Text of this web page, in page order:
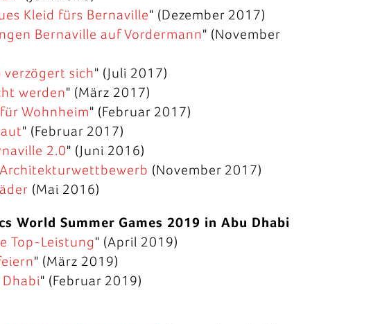
Kleid fürs Bernaville" (Dezember 2017)
Bernaville auf Vordermann" (November
sich" (Juli 2017)
werden" (März 2017)
Wohnheim" (Februar 2017)
" (Februar 2017)
2.0" (Juni 2016)
(November 2017)
(Mai 2016)
World Summer Games 2019 in Abu Dhabi
Top-Leistung" (April 2019)
" (März 2019)
" (Februar 2019)